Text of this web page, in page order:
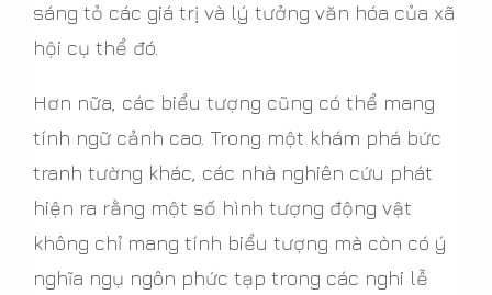
sáng tỏ các giá trị và lý tưởng văn hóa của xã
hội cụ thể đó.
Hơn nữa, các biểu tượng cũng có thể mang
tính ngữ cảnh cao. Trong một khám phá bức
tranh tường khác, các nhà nghiên cứu phát
hiện ra rằng một số hình tượng động vật
không chỉ mang tính biểu tượng mà còn có ý
nghĩa ngụ ngôn phức tạp trong các nghi lễ